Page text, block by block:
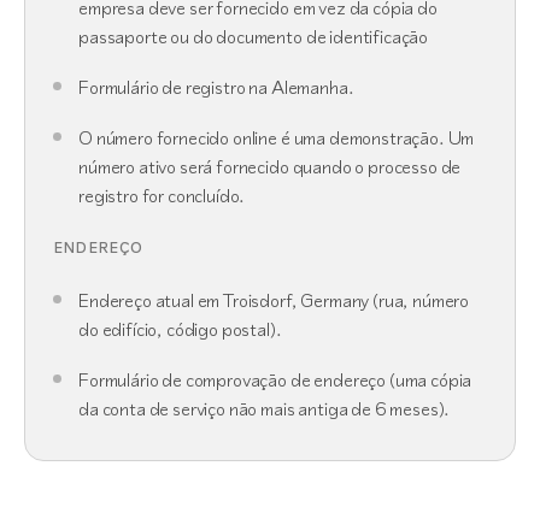
empresa deve ser fornecido em vez da cópia do
passaporte ou do documento de identificação
Formulário de registro na Alemanha.
O número fornecido online é uma demonstração. Um
número ativo será fornecido quando o processo de
registro for concluído.
ENDEREÇO
Endereço atual em Troisdorf, Germany (rua, número
do edifício, código postal).
Formulário de comprovação de endereço (uma cópia
da conta de serviço não mais antiga de 6 meses).